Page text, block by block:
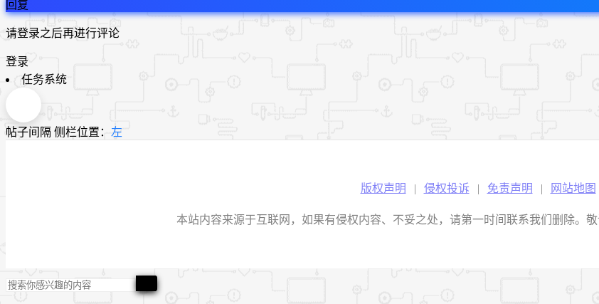
回复
请登录之后再进行评论
登录
任务系统
帖子间隔 侧栏位置： 左
版权声明 | 侵权投诉 | 免责声明 | 网站地图
本站内容来源于互联网，如果有侵权内容、不妥之处，请第一时间联系我们删除。敬